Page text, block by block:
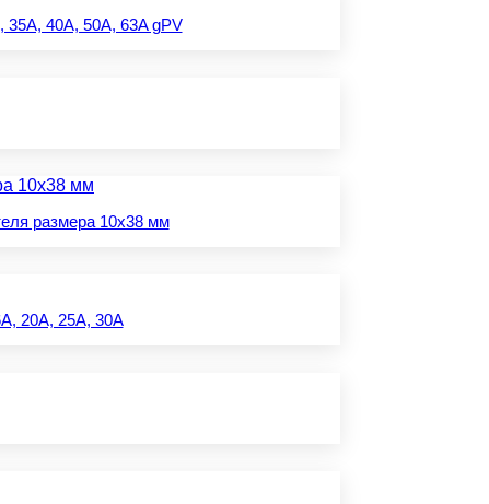
40A, 50A, 63A gPV
размера 10x38 мм
20A, 25A, 30A